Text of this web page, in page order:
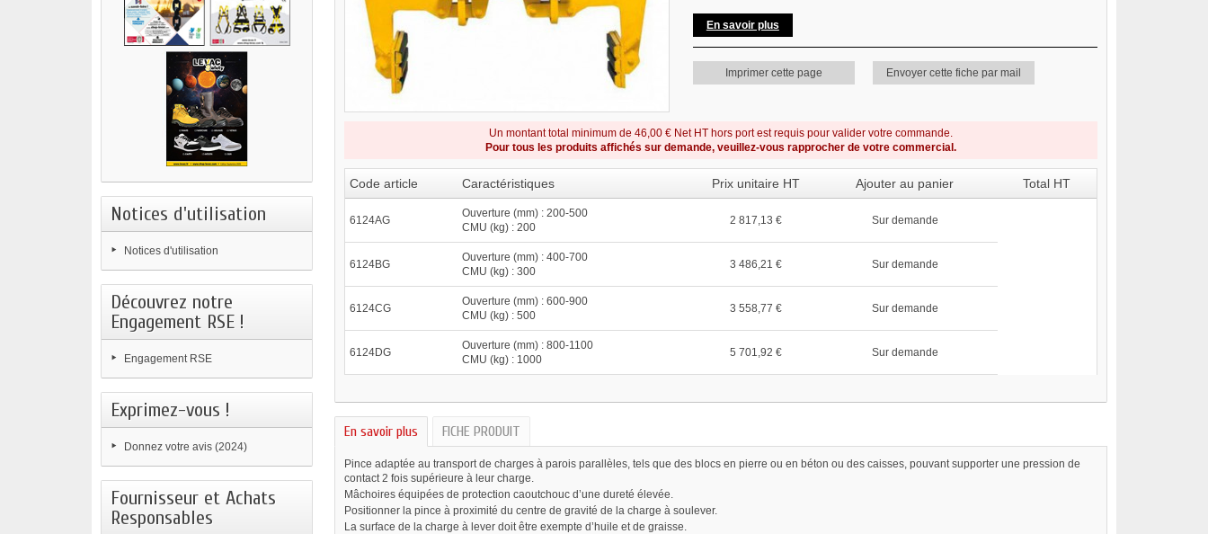
Notices d'utilisation
Notices d'utilisation
Découvrez notre
Engagement RSE !
Engagement RSE
Exprimez-vous !
Donnez votre avis (2024)
Fournisseur et Achats
Responsables
En savoir plus
Imprimer cette page Envoyer cette fiche par mail
Un montant total minimum de 46,00 € Net HT hors port est requis pour valider votre commande.
Pour tous les produits affichés sur demande, veuillez-vous rapprocher de votre commercial.
Code article Caractéristiques Prix unitaire HT Ajouter au panier Total HT
6124AG
Ouverture (mm) : 200-500
CMU (kg) : 200
2 817,13 € Sur demande
6124BG
Ouverture (mm) : 400-700
CMU (kg) : 300
3 486,21 € Sur demande
6124CG
Ouverture (mm) : 600-900
CMU (kg) : 500
3 558,77 € Sur demande
6124DG
Ouverture (mm) : 800-1100
CMU (kg) : 1000
5 701,92 € Sur demande
En savoir plus FICHE PRODUIT
Pince adaptée au transport de charges à parois parallèles, tels que des blocs en pierre ou en béton ou des caisses, pouvant supporter une pression de
contact 2 fois supérieure à leur charge.
Mâchoires équipées de protection caoutchouc d’une dureté élevée.
Positionner la pince à proximité du centre de gravité de la charge à soulever.
La surface de la charge à lever doit être exempte d’huile et de graisse.